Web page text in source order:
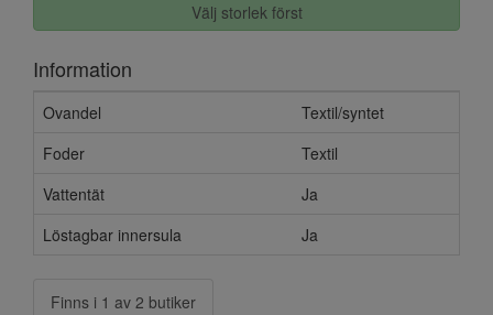
Välj storlek först
Information
Ovandel
Textil/syntet
Foder
Textil
Vattentät
Ja
Löstagbar innersula
Ja
Finns i 1 av 2 butiker